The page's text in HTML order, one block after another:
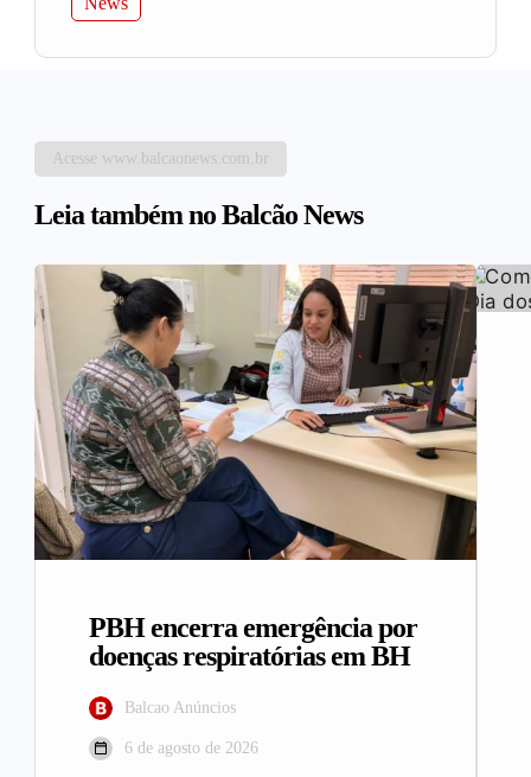
Acesse www.balcaonews.com.br
Leia também no Balcão News
PBH encerra emergência por
doenças respiratórias em BH
Balcao Anúncios
6 de agosto de 2026